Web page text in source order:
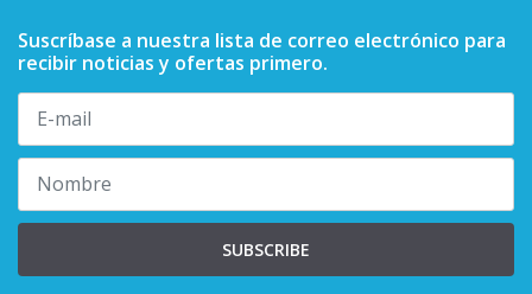
Suscríbase a nuestra lista de correo electrónico para
recibir noticias y ofertas primero.
SUBSCRIBE